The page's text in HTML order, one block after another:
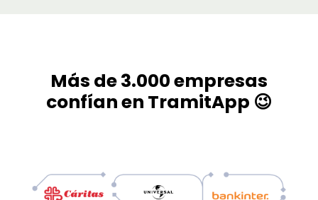
Más de 3.000 empresas
confían en TramitApp 😉